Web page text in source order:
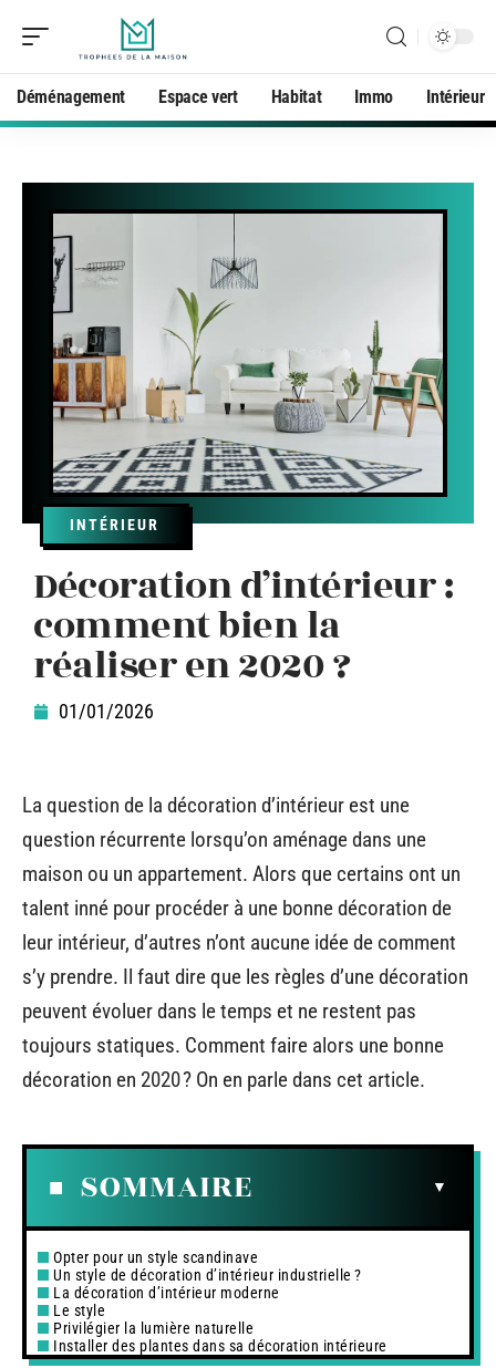
Déménagement Espace vert Habitat Immo Intérieur
INTÉRIEUR
Décoration d’intérieur :
comment bien la
réaliser en 2020 ?
01/01/2026
La question de la décoration d’intérieur est une
question récurrente lorsqu’on aménage dans une
maison ou un appartement. Alors que certains ont un
talent inné pour procéder à une bonne décoration de
leur intérieur, d’autres n’ont aucune idée de comment
s’y prendre. Il faut dire que les règles d’une décoration
peuvent évoluer dans le temps et ne restent pas
toujours statiques. Comment faire alors une bonne
décoration en 2020 ? On en parle dans cet article.
SOMMAIRE
Opter pour un style scandinave
Un style de décoration d’intérieur industrielle ?
La décoration d’intérieur moderne
Le style
Privilégier la lumière naturelle
Installer des plantes dans sa décoration intérieure